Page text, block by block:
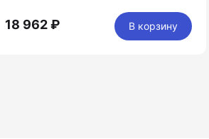
18 962 ₽ В корзину